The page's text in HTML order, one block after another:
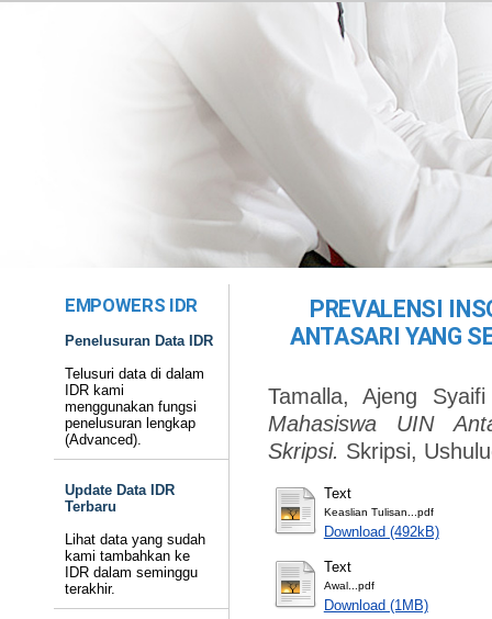
EMPOWERS IDR
Penelusuran Data IDR
Telusuri data di dalam
IDR kami
menggunakan fungsi
penelusuran lengkap
(Advanced).
Update Data IDR
Terbaru
Lihat data yang sudah
kami tambahkan ke
IDR dalam seminggu
terakhir.
PREVALENSI
ANTASARI YANG
Tamalla, Ajeng Syaifi
Mahasiswa UIN
Skripsi. Skripsi,
Text
Keaslian Tulisan...pdf
Download (492kB)
Text
Awal...pdf
Download (1MB)